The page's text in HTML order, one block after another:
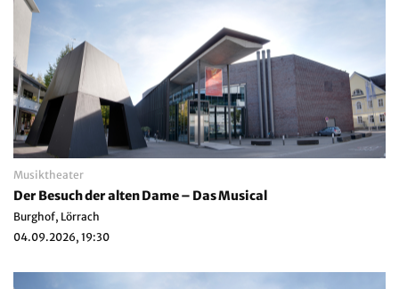
Musiktheater
Der Besuch der alten Dame – Das Musical
Burghof, Lörrach
04.09.2026, 19:30